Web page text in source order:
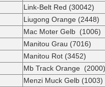
Link-Belt Red (30042)
Liugong Orange (2448)
Mac Moter Gelb (1006)
Manitou Grau (7016)
Manitou Rot (3452)
Mb Track Orange (2000)
Menzi Muck Gelb (1003)